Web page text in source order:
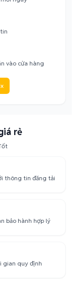
vào cửa hàng
rẻ
thông tin đăng tải
bảo hành hợp lý
gian quy định